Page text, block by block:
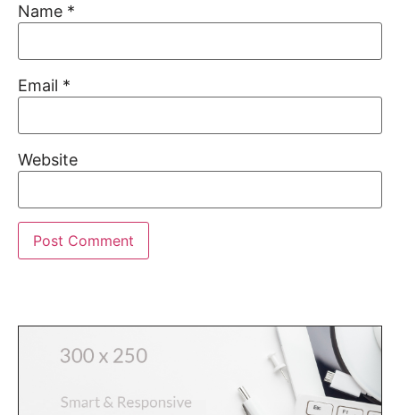
Name *
Email *
Website